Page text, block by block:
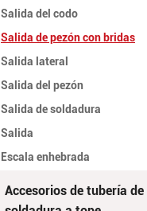
Salida del codo
Salida de pezón con bridas
Salida lateral
Salida del pezón
Salida de soldadura
Salida
Escala enhebrada
Accesorios de tubería de